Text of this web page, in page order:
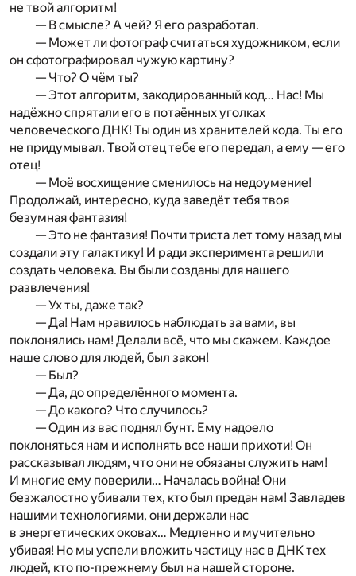
не твой алгоритм!
— В смысле? А чей? Я его разработал.
— Может ли фотограф считаться художником, если
он сфотографировал чужую картину?
— Что? О чём ты?
— Этот алгоритм, закодированный код… Нас! Мы
надёжно спрятали его в потаённых уголках
человеческого ДНК! Ты один из хранителей кода. Ты его
не придумывал. Твой отец тебе его передал, а ему — его
отец!
— Моё восхищение сменилось на недоумение!
Продолжай, интересно, куда заведёт тебя твоя
безумная фантазия!
— Это не фантазия! Почти триста лет тому назад мы
создали эту галактику! И ради эксперимента решили
создать человека. Вы были созданы для нашего
развлечения!
— Ух ты, даже так?
— Да! Нам нравилось наблюдать за вами, вы
поклонялись нам! Делали всё, что мы скажем. Каждое
наше слово для людей, был закон!
— Был?
— Да, до определённого момента.
— До какого? Что случилось?
— Один из вас поднял бунт. Ему надоело
поклоняться нам и исполнять все наши прихоти! Он
рассказывал людям, что они не обязаны служить нам!
И многие ему поверили… Началась война! Они
безжалостно убивали тех, кто был предан нам! Завладев
нашими технологиями, они держали нас
в энергетических оковах… Медленно и мучительно
убивая! Но мы успели вложить частицу нас в ДНК тех
людей, кто по-прежнему был на нашей стороне.